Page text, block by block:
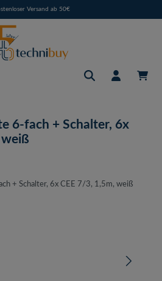
Versand ab 50€
6-fach + Schalter, 6x
weiß